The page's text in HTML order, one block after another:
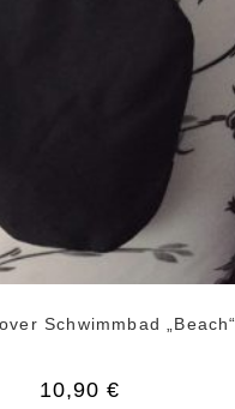
Schwimmbad „Beach“
10,90€